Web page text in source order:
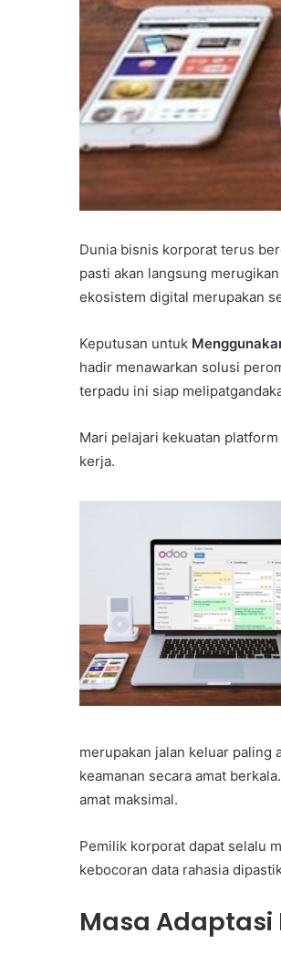
Dunia bisnis korporat terus
pasti akan langsung
ekosistem digital merupakan
Keputusan untuk
hadir menawarkan solusi
terpadu ini siap
Mari pelajari kekuatan
kerja.
merupakan jalan keluar paling
keamanan secara amat
amat maksimal.
Pemilik korporat dapat selalu
kebocoran data rahasia
Masa Adaptasi